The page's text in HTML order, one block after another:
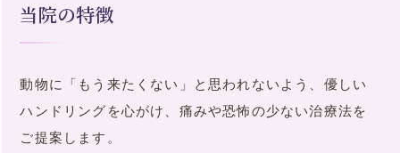
当院の特徴
動物に「もう来たくない」と思われないよう、優しい
ハンドリングを心がけ、痛みや恐怖の少ない治療法を
ご提案します。